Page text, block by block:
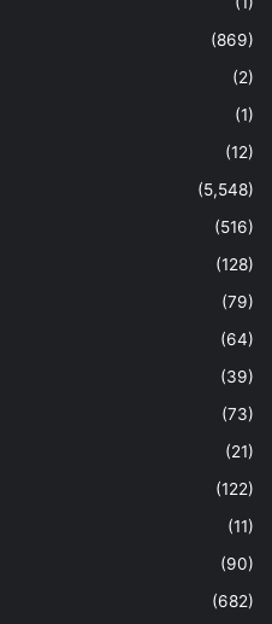
(869)
(2)
(1)
(12)
(5,548)
(516)
(128)
(79)
(64)
(39)
(73)
(21)
(122)
(11)
(90)
(682)